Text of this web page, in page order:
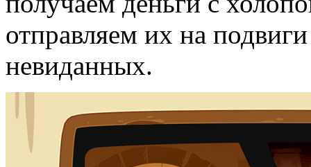
отправляем их на
невиданных.